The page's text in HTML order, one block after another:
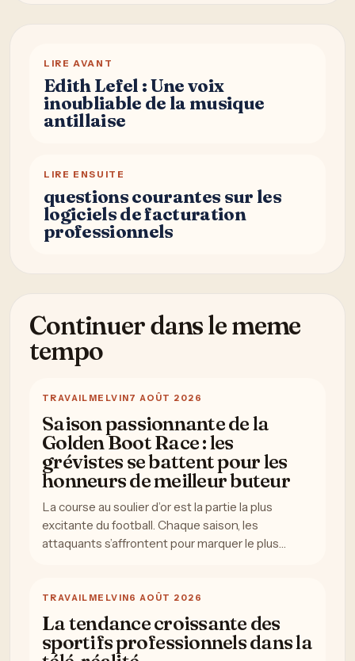
LIRE AVANT
Edith Lefel : Une voix
inoubliable de la musique
antillaise
LIRE ENSUITE
questions courantes sur les
logiciels de facturation
professionnels
Continuer dans le meme
tempo
TRAVAIL MELVIN7 AOÛT 2026
Saison passionnante de la
Golden Boot Race : les
grévistes se battent pour les
honneurs de meilleur buteur
La course au soulier d’or est la partie la plus
excitante du football. Chaque saison, les
attaquants s’affrontent pour marquer le plus…
TRAVAIL MELVIN6 AOÛT 2026
La tendance croissante des
sportifs professionnels dans la